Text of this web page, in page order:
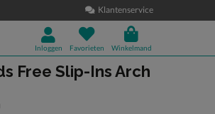
Klantenservice
Inloggen Favorieten Winkelmand
Free Slip-Ins Arch